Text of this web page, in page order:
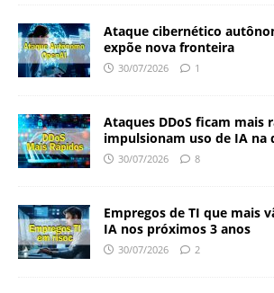
Ataque cibernético
expõe nova fronteira
30/07/2026 1
Ataques DDoS ficam mais
impulsionam uso de IA na
30/07/2026 8
Empregos de TI que mais
IA nos próximos 3 anos
30/07/2026 2